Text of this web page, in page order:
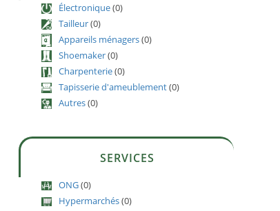
Électronique(0)
Tailleur(0)
Appareils ménagers(0)
Shoemaker(0)
Charpenterie(0)
Tapisserie d'ameublement(0)
Autres(0)
SERVICES
ONG(0)
Hypermarchés(0)